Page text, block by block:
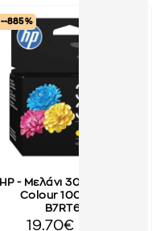
--885 %
HP - Μελάνι 302_304, Tri-
Colour 100 Pages
B7RT6AE
19.70€